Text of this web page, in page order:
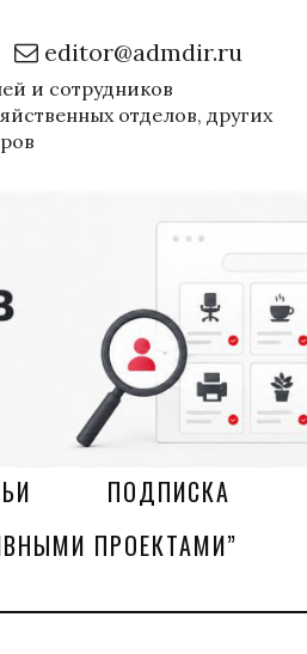
editor@admdir.ru
и сотрудников
отделов, других
ПОДПИСКА
ПРОЕКТАМИ”